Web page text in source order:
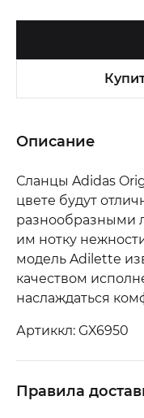
Описание
Сланцы Adidas
цвете будут
разнообразными
им нотку
модель Adilette
качеством
наслаждаться
Артиккл: GX6950
Правила